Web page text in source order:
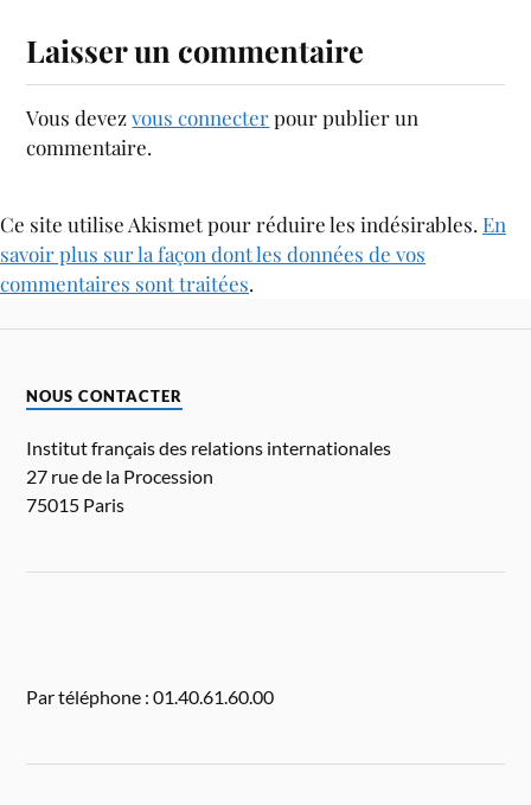
Laisser un commentaire
Vous devezvous connecterpour publier un
commentaire.
Ce site utilise Akismet pour réduire les indésirables. En
savoir plus sur la façon dont les données de vos
commentaires sont traitées.
NOUS CONTACTER
Institut français des relations internationales
27 rue de la Procession
75015 Paris
Par téléphone : 01.40.61.60.00